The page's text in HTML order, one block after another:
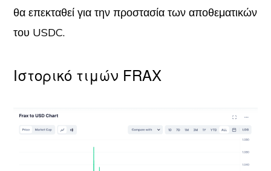
θα επεκταθεί για την προστασία των αποθεματικών
του USDC.
Ιστορικό τιμών FRAX